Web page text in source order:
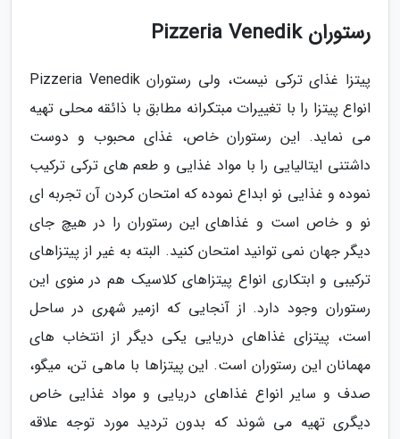
رستوران Pizzeria Venedik
پیتزا غذای ترکی نیست، ولی رستوران Pizzeria Venedik
انواع پیتزا را با تغییرات مبتکرانه مطابق با ذائقه محلی تهیه
می نماید. این رستوران خاص، غذای محبوب و دوست
داشتنی ایتالیایی را با مواد غذایی و طعم های ترکی ترکیب
نموده و غذایی نو ابداع نموده که امتحان کردن آن تجربه ای
نو و خاص است و غذاهای این رستوران را در هیچ جای
دیگر جهان نمی توانید امتحان کنید. البته به غیر از پیتزاهای
ترکیبی و ابتکاری انواع پیتزاهای کلاسیک هم در منوی این
رستوران وجود دارد. از آنجایی که ازمیر شهری در ساحل
است، پیتزای غذاهای دریایی یکی دیگر از انتخاب های
مهمانان این رستوران است. این پیتزاها با ماهی تن، میگو،
صدف و سایر انواع غذاهای دریایی و مواد غذایی خاص
دیگری تهیه می شوند که بدون تردید مورد توجه علاقه